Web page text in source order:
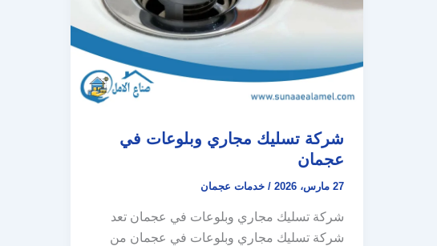
شركة تسليك مجاري وبلوعات في
عجمان
27 مارس، 2026 / خدمات عجمان
شركة تسليك مجاري وبلوعات في عجمان تعد
شركة تسليك مجاري وبلوعات في عجمان من